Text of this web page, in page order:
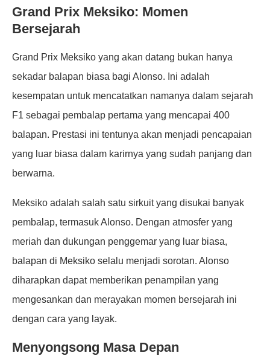
Grand Prix Meksiko: Momen
Bersejarah
Grand Prix Meksiko yang akan datang bukan hanya
sekadar balapan biasa bagi Alonso. Ini adalah
kesempatan untuk mencatatkan namanya dalam sejarah
F1 sebagai pembalap pertama yang mencapai 400
balapan. Prestasi ini tentunya akan menjadi pencapaian
yang luar biasa dalam karirnya yang sudah panjang dan
berwarna.
Meksiko adalah salah satu sirkuit yang disukai banyak
pembalap, termasuk Alonso. Dengan atmosfer yang
meriah dan dukungan penggemar yang luar biasa,
balapan di Meksiko selalu menjadi sorotan. Alonso
diharapkan dapat memberikan penampilan yang
mengesankan dan merayakan momen bersejarah ini
dengan cara yang layak.
Menyongsong Masa Depan